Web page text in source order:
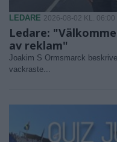
LEDARE 2026-08-02 KL. 06:00
Ledare:
av reklam"
Joakim S Ormsmarck
vackraste...